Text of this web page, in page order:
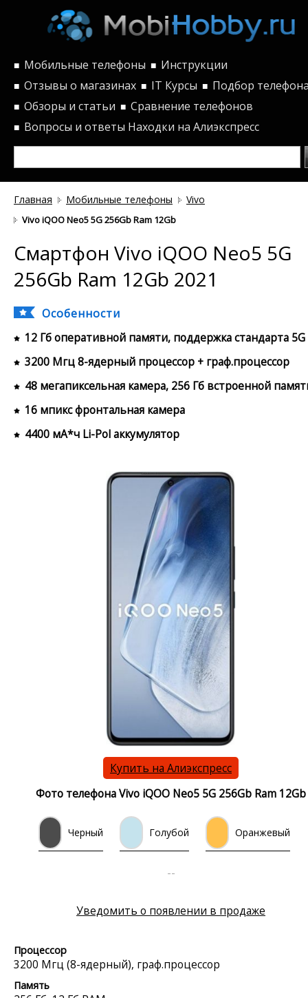
■ Мобильные телефоны ■ Инструкции
■ Отзывы о магазинах ■ IT Курсы ■ Подбор
■ Обзоры и статьи ■ Сравнение телефонов
■ Вопросы и ответы Находки на Алиэкспресс
Главная Мобильные телефоны Vivo
Vivo iQOO Neo5 5G 256Gb Ram 12Gb
Смартфон Vivo iQOO Neo5 5G
256Gb Ram 12Gb 2021
Особенности
12 Гб оперативной памяти, поддержка стандарта 5G
3200 Мгц 8-ядерный процессор + граф.процессор
48 мегапиксельная камера, 256 Гб встроенной
16 мпикс фронтальная камера
4400 мА*ч Li-Pol аккумулятор
Купить на Алиэкспресс
Фото телефона Vivo iQOO Neo5 5G 256Gb Ram 12Gb
Черный Голубой Оранжевый
--
Уведомить о появлении в продаже
Процессор
3200 Мгц (8-ядерный), граф.процессор
Память